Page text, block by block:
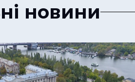
новини